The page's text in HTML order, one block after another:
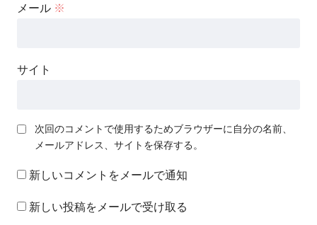
メール ※
サイト
次回のコメントで使用するためブラウザーに自分の名前、
メールアドレス、サイトを保存する。
新しいコメントをメールで通知
新しい投稿をメールで受け取る